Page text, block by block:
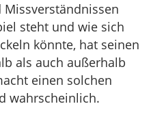
Missverständnissen
steht und wie sich
könnte, hat seinen
als auch außerhalb
einen solchen
wahrscheinlich.